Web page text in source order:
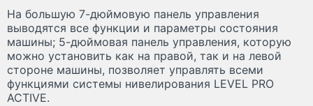
На большую 7-дюймовую панель управления
выводятся все функции и параметры состояния
машины; 5-дюймовая панель управления, которую
можно установить как на правой, так и на левой
стороне машины, позволяет управлять всеми
функциями системы нивелирования LEVEL PRO
ACTIVE.